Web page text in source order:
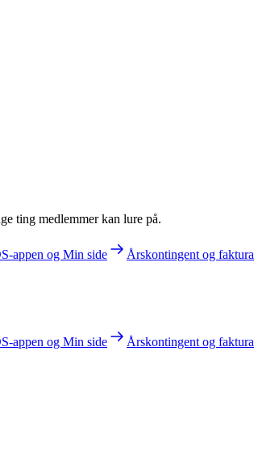
ting medlemmer kan lure på.
appen og Min side Årskontingent og faktura
appen og Min side Årskontingent og faktura